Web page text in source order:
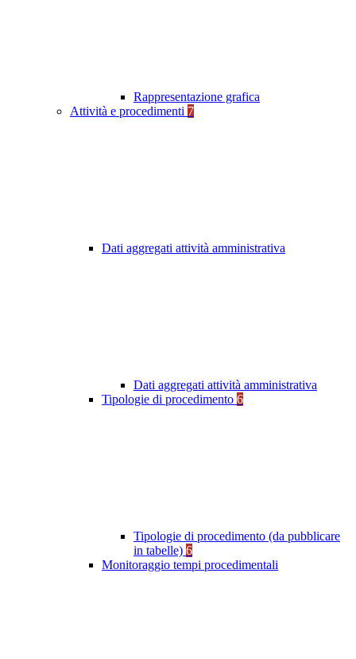
Rappresentazione grafica
Attività e procedimenti 7
Dati aggregati attività amministrativa
Dati aggregati attività amministrativa
Tipologie di procedimento 6
Tipologie di procedimento (da pubblicare
in tabelle) 6
Monitoraggio tempi procedimentali